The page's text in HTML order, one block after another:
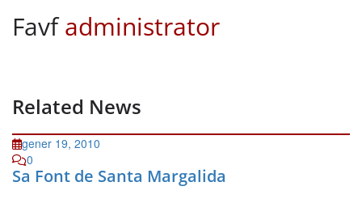
Favfadministrator
Related News
gener 19, 2010
0
Sa Font de Santa Margalida